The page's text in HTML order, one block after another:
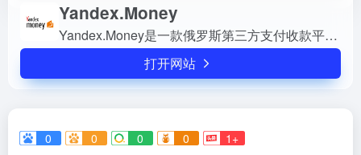
Yandex.Money
Yandex.Money是一款俄罗斯第三方支付收款平台，目前支持俄罗斯卢布等国际主流货币之间的电子支付、转账和汇款服务。
打开网站
0 0 0 0 1+